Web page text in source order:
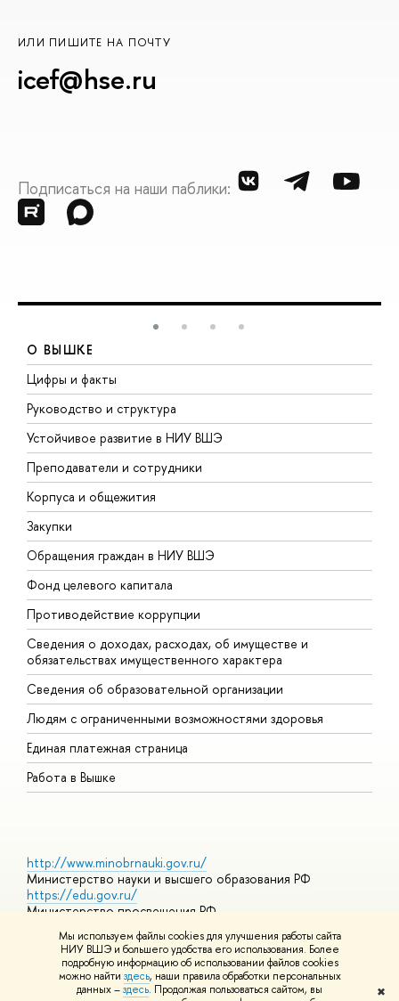
Мы используем файлы cookies для улучшения работы сайта
НИУ ВШЭ и большего удобства его использования. Более
подробную информацию об использовании файлов cookies
можно найти здесь, наши правила обработки персональных
данных –здесь. Продолжая пользоваться сайтом, вы
✖
ИЛИ ПИШИТЕ НА ПОЧТУ
icef@hse.ru
Подписаться на наши паблики:
О ВЫШКЕ
Цифры и факты
Руководство и структура
Устойчивое развитие в НИУ ВШЭ
Преподаватели и сотрудники
Корпуса и общежития
Закупки
Обращения граждан в НИУ ВШЭ
Фонд целевого капитала
Противодействие коррупции
Сведения о доходах, расходах, об имуществе и
обязательствах имущественного характера
Сведения об образовательной организации
Людям с ограниченными возможностями здоровья
Единая платежная страница
Работа в Вышке
http://www.minobrnauki.gov.ru/
Министерство науки и высшего образования РФ
https://edu.gov.ru/
Министерство просвещения РФ
https://elearning.hse.ru/mooc
Массовые открытые онлайн-курсы
© НИУ ВШЭ 1993–2026 Адреса и контактыУсловия